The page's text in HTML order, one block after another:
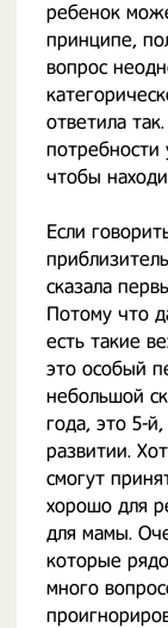
ребенок
принципе,
вопрос
ответила
потребности
чтобы
Если
сказала
Потому что
есть такие
это особый
небольшой
года, это 5-
развитии.
смогут
хорошо для
для мамы.
которые
много